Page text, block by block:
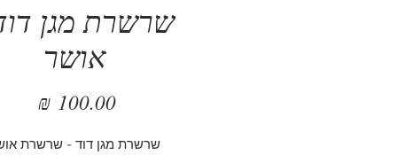
שרשרת מגן
אושר
‏100.00 ‏₪ מחיר
שרשרת מגן דוד - שרשרת